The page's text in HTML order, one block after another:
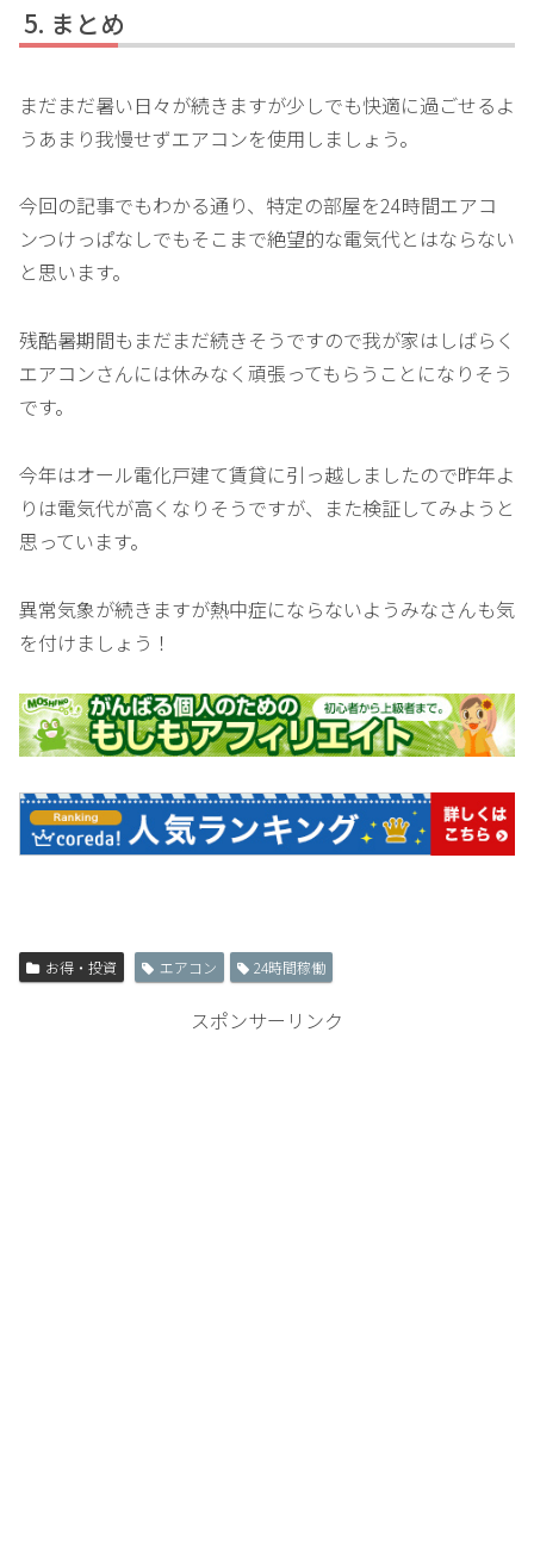
まとめ
まだまだ暑い日々が続きますが少しでも快適に過ごせるよ
うあまり我慢せずエアコンを使用しましょう。
今回の記事でもわかる通り、特定の部屋を24時間エアコ
ンつけっぱなしでもそこまで絶望的な電気代とはならない
と思います。
残酷暑期間もまだまだ続きそうですので我が家はしばらく
エアコンさんには休みなく頑張ってもらうことになりそう
です。
今年はオール電化戸建て賃貸に引っ越しましたので昨年よ
りは電気代が高くなりそうですが、また検証してみようと
思っています。
異常気象が続きますが熱中症にならないようみなさんも気
を付けましょう！
お得・投資 エアコン 24時間稼働
スポンサーリンク